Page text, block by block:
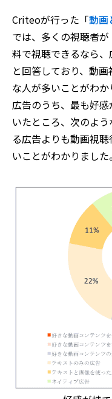
Criteoが行った「動画
では、多くの視聴者
料で視聴できるなら、
と回答しており、動
な人が多いことがわ
広告のうち、最も好
いたところ、次のよ
る広告よりも動画視
いことがわかりました。